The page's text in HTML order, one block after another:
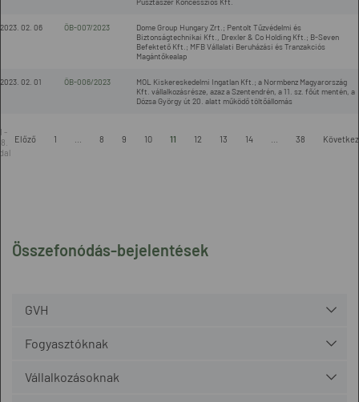
Összefonódás-bejelentések
GVH
Fogyasztóknak
Vállalkozásoknak
2023. 02. 06 ÖB-007/2023
Dome Group Hungary Zrt.; Pentolt Tűzvédelmi és
Biztonságtechnikai Kft., Drexler & Co Holding Kft.; B-Seven
Befektető Kft.; MFB Vállalati Beruházási és Tranzakciós
Magántőkealap
2023. 02. 01 ÖB-006/2023
MOL Kiskereskedelmi Ingatlan Kft.; a Normbenz Magyarország
Kft. vállalkozásrésze, azaz a Szentendrén, a 11. sz. főút mentén, a
Dózsa György út 20. alatt működő töltőállomás
-
Előző 1 8 9 10 11 12 13 14 38